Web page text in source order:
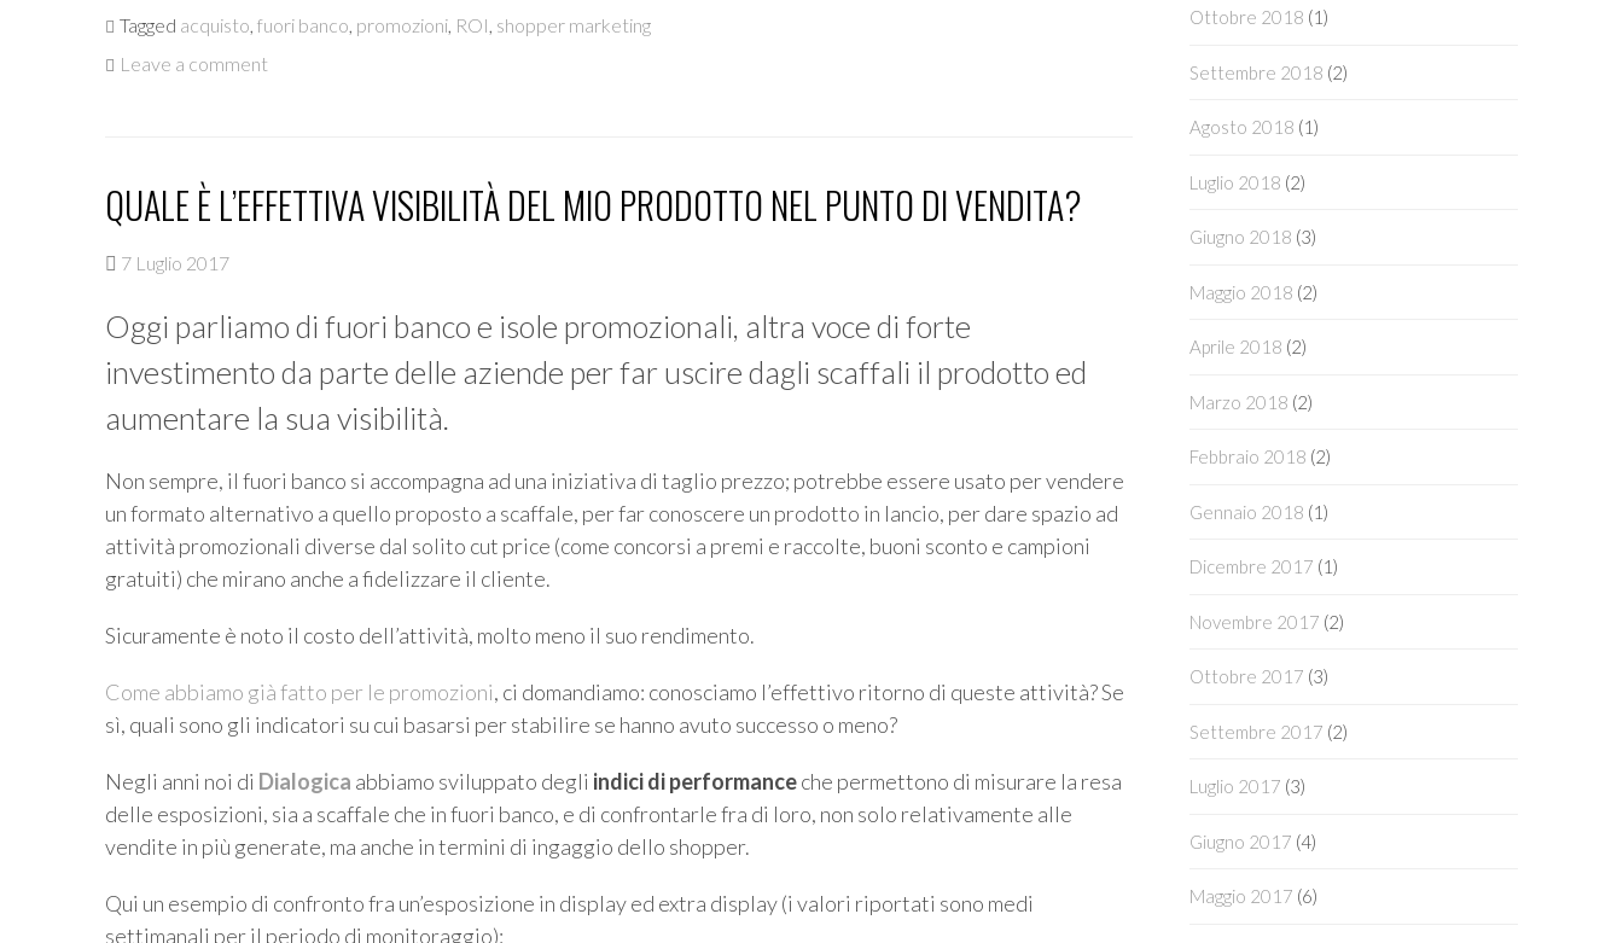
Tagged acquisto, fuori banco, promozioni, ROI, shopper marketing
Leave a comment
QUALE È L’EFFETTIVA VISIBILITÀ DEL MIO PRODOTTO NEL PUNTO DI VENDITA?
7 Luglio 2017
Oggi parliamo di fuori banco e isole promozionali, altra voce di forte
investimento da parte delle aziende per far uscire dagli scaffali il prodotto ed
aumentare la sua visibilità.
Non sempre, il fuori banco si accompagna ad una iniziativa di taglio prezzo; potrebbe essere usato per vendere
un formato alternativo a quello proposto a scaffale, per far conoscere un prodotto in lancio, per dare spazio ad
attività promozionali diverse dal solito cut price (come concorsi a premi e raccolte, buoni sconto e campioni
gratuiti) che mirano anche a fidelizzare il cliente.
Sicuramente è noto il costo dell’attività, molto meno il suo rendimento.
Come abbiamo già fatto per le promozioni, ci domandiamo: conosciamo l’effettivo ritorno di queste attività? Se
sì, quali sono gli indicatori su cui basarsi per stabilire se hanno avuto successo o meno?
Negli anni noi di Dialogica abbiamo sviluppato degli indici di performanceche permettono di misurare la resa
delle esposizioni, sia a scaffale che in fuori banco, e di confrontarle fra di loro, non solo relativamente alle
vendite in più generate, ma anche in termini di ingaggio dello shopper.
Qui un esempio di confronto fra un’esposizione in display ed extra display (i valori riportati sono medi
settimanali per il periodo di monitoraggio):
Ottobre 2018 (1)
Settembre 2018 (2)
Agosto 2018 (1)
Luglio 2018 (2)
Giugno 2018 (3)
Maggio 2018 (2)
Aprile 2018 (2)
Marzo 2018 (2)
Febbraio 2018 (2)
Gennaio 2018 (1)
Dicembre 2017 (1)
Novembre 2017 (2)
Ottobre 2017 (3)
Settembre 2017 (2)
Luglio 2017 (3)
Giugno 2017 (4)
Maggio 2017 (6)